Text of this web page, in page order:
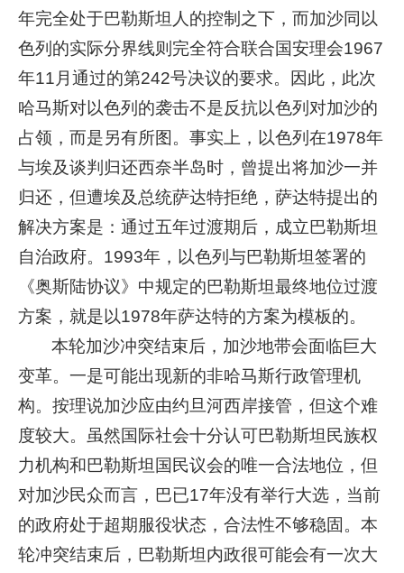
年完全处于巴勒斯坦人的控制之下，而加沙同以
色列的实际分界线则完全符合联合国安理会1967
年11月通过的第242号决议的要求。因此，此次
哈马斯对以色列的袭击不是反抗以色列对加沙的
占领，而是另有所图。事实上，以色列在1978年
与埃及谈判归还西奈半岛时，曾提出将加沙一并
归还，但遭埃及总统萨达特拒绝，萨达特提出的
解决方案是：通过五年过渡期后，成立巴勒斯坦
自治政府。1993年，以色列与巴勒斯坦签署的
《奥斯陆协议》中规定的巴勒斯坦最终地位过渡
方案，就是以1978年萨达特的方案为模板的。
本轮加沙冲突结束后，加沙地带会面临巨大
变革。一是可能出现新的非哈马斯行政管理机
构。按理说加沙应由约旦河西岸接管，但这个难
度较大。虽然国际社会十分认可巴勒斯坦民族权
力机构和巴勒斯坦国民议会的唯一合法地位，但
对加沙民众而言，巴已17年没有举行大选，当前
的政府处于超期服役状态，合法性不够稳固。本
轮冲突结束后，巴勒斯坦内政很可能会有一次大